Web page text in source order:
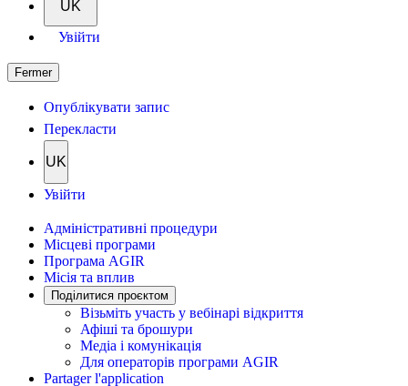
UK
Увійти
Fermer
Опублікувати запис
Перекласти
UK
Увійти
Адміністративні процедури
Місцеві програми
Програма AGIR
Місія та вплив
Поділитися проєктом
Візьміть участь у вебінарі відкриття
Афіші та брошури
Медіа і комунікація
Для операторів програми AGIR
Partager l'application